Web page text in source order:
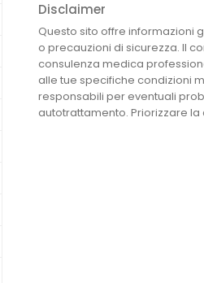
Disclaimer
Questo sito offre informazioni
o precauzioni di sicurezza. Il
consulenza medica
alle tue specifiche condizioni
responsabili per eventuali
autotrattamento. Priorizzare